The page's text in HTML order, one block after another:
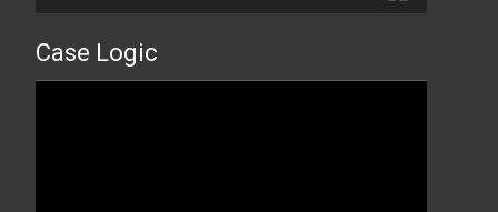
Case Logic